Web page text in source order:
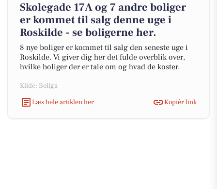
Skolegade 17A og 7 andre boliger
er kommet til salg denne uge i
Roskilde - se boligerne her.
8 nye boliger er kommet til salg den seneste uge i
Roskilde. Vi giver dig her det fulde overblik over,
hvilke boliger der er tale om og hvad de koster.
Kilde: Boliga
Læs hele artiklen her
Kopiér link